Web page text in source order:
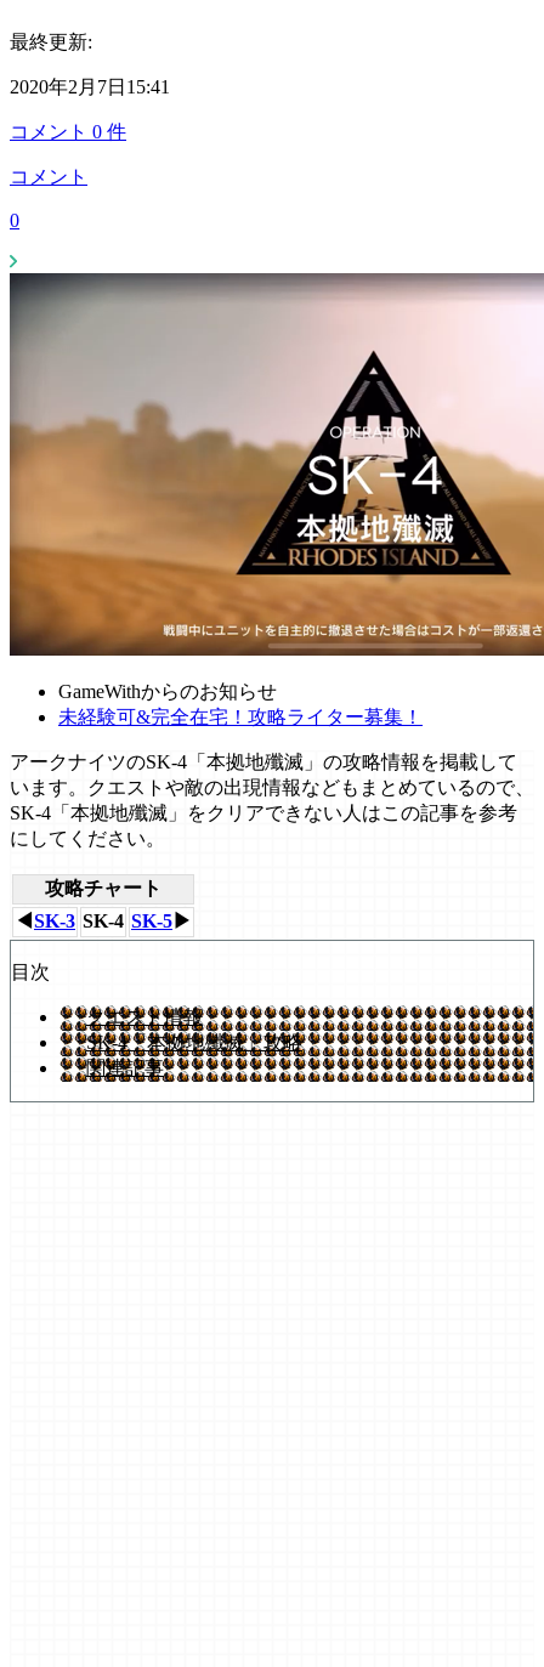
最終更新:
2020年2月7日15:41
コメント 0 件
コメント
0
GameWithからのお知らせ
未経験可&完全在宅！攻略ライター募集！
アークナイツのSK-4「本拠地殲滅」の攻略情報を掲載して
います。クエストや敵の出現情報などもまとめているので、
SK-4「本拠地殲滅」をクリアできない人はこの記事を参考
にしてください。
攻略チャート
◀ SK-3 SK-4 SK-5 ▶
目次
クエスト情報
SK-4「本拠地殲滅」攻略
関連記事